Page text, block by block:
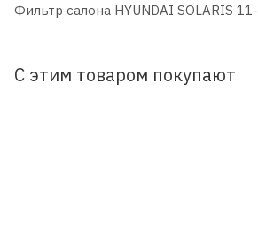
Фильтр салона HYUNDAI SOLARIS 11-
С этим товаром покупают